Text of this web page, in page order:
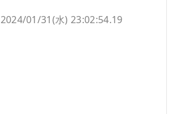
2024/01/31(水) 23:02:54.19